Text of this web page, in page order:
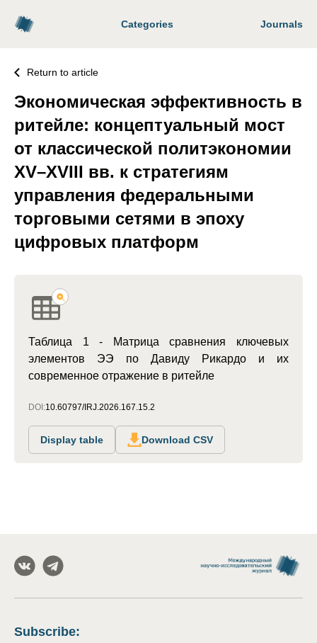
Categories Journals
Return to article
Экономическая эффективность в
ритейле: концептуальный мост
от классической политэкономии
XV–XVIII вв. к стратегиям
управления федеральными
торговыми сетями в эпоху
цифровых платформ
Таблица 1 - Матрица сравнения ключевых
элементов ЭЭ по Давиду Рикардо и их
современное отражение в ритейле
DOI:10.60797/IRJ.2026.167.15.2
Display table Download CSV
Subscribe: